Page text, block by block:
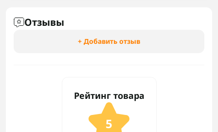
Отзывы
+ Добавить отзыв
Рейтинг товара
5